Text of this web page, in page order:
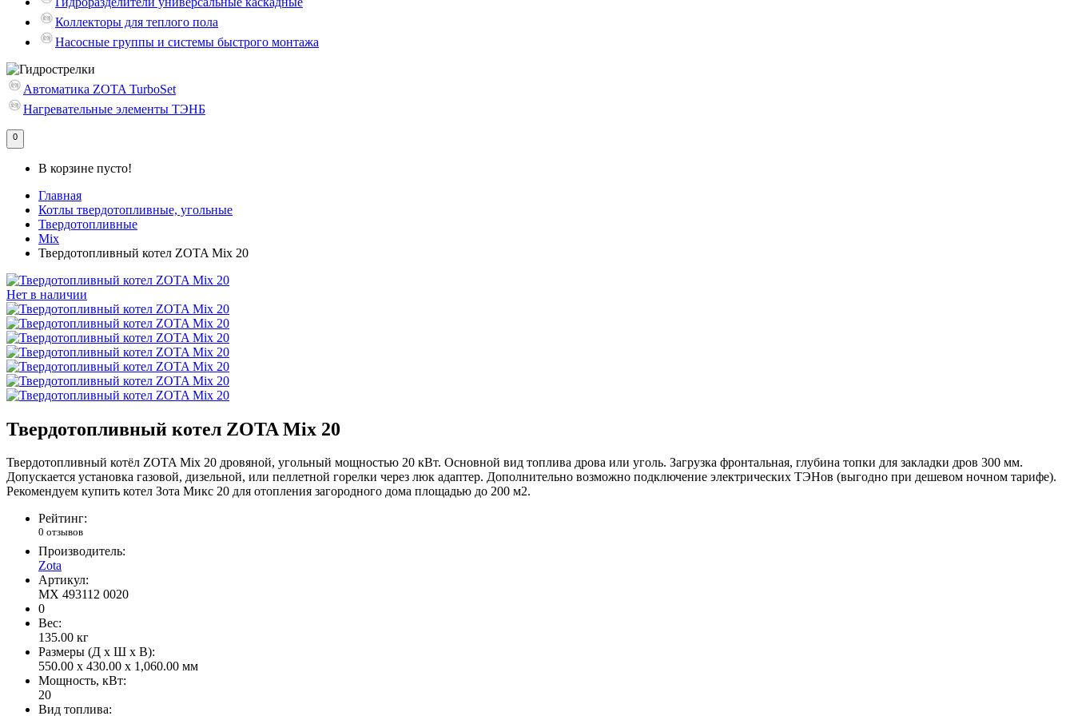
Коллекторы для теплого пола
Насосные группы и системы быстрого монтажа
Автоматика ZOTA TurboSet
Нагревательные элементы ТЭНБ
0
В корзине пусто!
Главная
Котлы твердотопливные, угольные
Твердотопливные
Mix
Твердотопливный котел ZOTA Mix 20
Нет в наличии
Твердотопливный котел ZOTA Mix 20
Твердотопливный котёл ZOTA Mix 20 дровяной, угольный мощностью 20 кВт. Основной вид топлива дрова или уголь. Загрузка фронтальная, глубина топки для закладки дров 300 мм.
Допускается установка газовой, дизельной, или пеллетной горелки через люк адаптер. Дополнительно возможно подключение электрических ТЭНов (выгодно при дешевом ночном тарифе).
Рекомендуем купить котел Зота Микс 20 для отопления загородного дома площадью до 200 м2.
Рейтинг:
0 отзывов
Производитель:
Zota
Артикул:
MX 493112 0020
0
Вес:
135.00 кг
Размеры (Д x Ш x В):
550.00 x 430.00 x 1,060.00 мм
Мощность, кВт:
20
Вид топлива: